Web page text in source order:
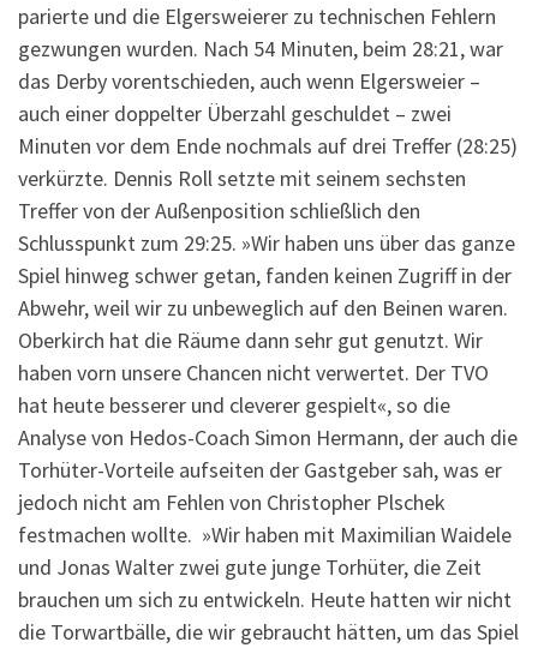
parierte und die Elgersweierer zu technischen Fehlern
gezwungen wurden. Nach 54 Minuten, beim 28:21, war
das Derby vorentschieden, auch wenn Elgersweier –
auch einer doppelter Überzahl geschuldet – zwei
Minuten vor dem Ende nochmals auf drei Treffer (28:25)
verkürzte. Dennis Roll setzte mit seinem sechsten
Treffer von der Außenposition schließlich den
Schlusspunkt zum 29:25. »Wir haben uns über das ganze
Spiel hinweg schwer getan, fanden keinen Zugriff in der
Abwehr, weil wir zu unbeweglich auf den Beinen waren.
Oberkirch hat die Räume dann sehr gut genutzt. Wir
haben vorn unsere Chancen nicht verwertet. Der TVO
hat heute besserer und cleverer gespielt«, so die
Analyse von Hedos-Coach Simon Hermann, der auch die
Torhüter-Vorteile aufseiten der Gastgeber sah, was er
jedoch nicht am Fehlen von Christopher Plschek
festmachen wollte. »Wir haben mit Maximilian Waidele
und Jonas Walter zwei gute junge Torhüter, die Zeit
brauchen um sich zu entwickeln. Heute hatten wir nicht
die Torwartbälle, die wir gebraucht hätten, um das Spiel